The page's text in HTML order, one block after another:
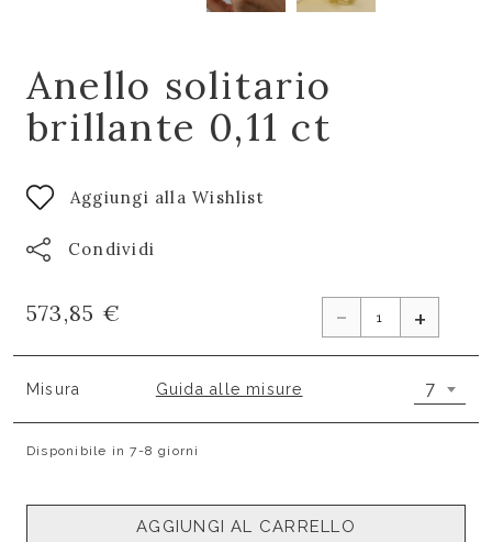
Anello solitario
brillante 0,11 ct
Aggiungi alla Wishlist
Condividi
573,85 € - +
Misura Guida alle misure 7
Disponibile in 7-8 giorni
AGGIUNGI AL CARRELLO